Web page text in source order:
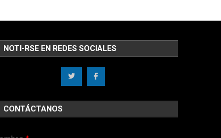
NOTI-RSE EN REDES SOCIALES
CONTÁCTANOS